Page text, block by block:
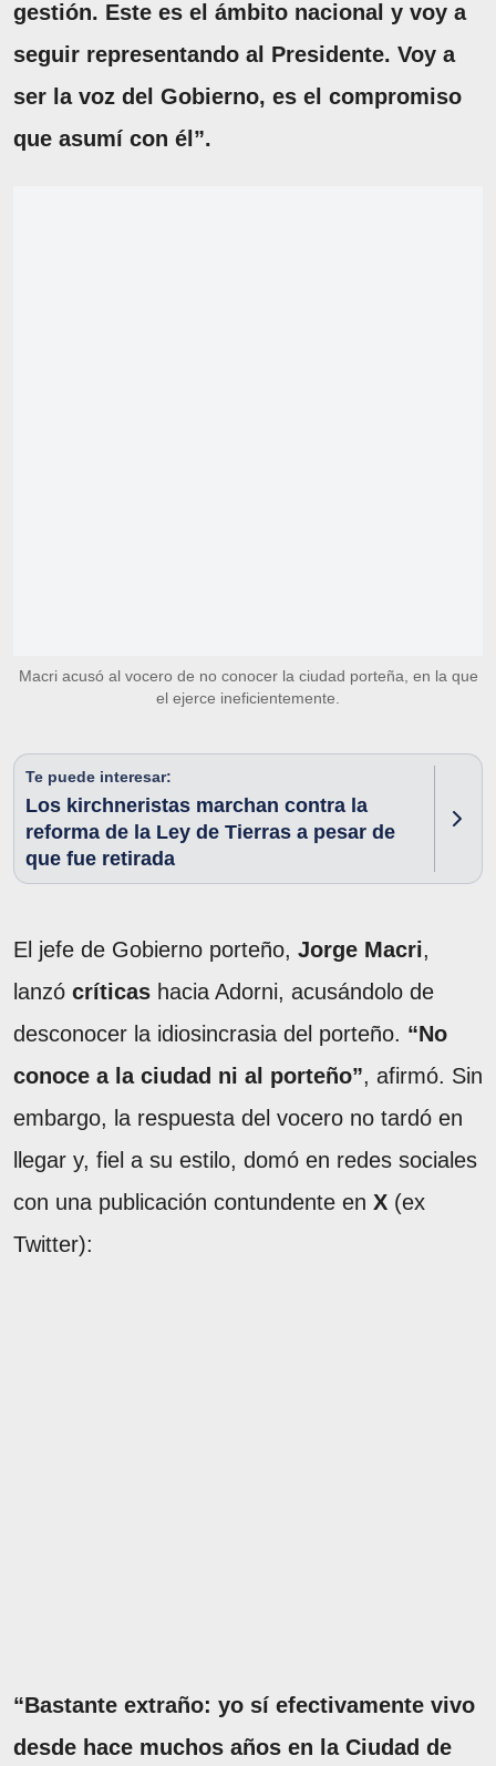
gestión. Este es el ámbito nacional y voy a
seguir representando al Presidente. Voy a
ser la voz del Gobierno, es el compromiso
que asumí con él”.
Macri acusó al vocero de no conocer la ciudad porteña, en la que
el ejerce ineficientemente.
Te puede interesar:
Los kirchneristas marchan contra la
reforma de la Ley de Tierras a pesar de
que fue retirada
El jefe de Gobierno porteño, Jorge Macri,
lanzó críticas hacia Adorni, acusándolo de
desconocer la idiosincrasia del porteño. “No
conoce a la ciudad ni al porteño”, afirmó. Sin
embargo, la respuesta del vocero no tardó en
llegar y, fiel a su estilo, domó en redes sociales
con una publicación contundente en X (ex
Twitter):
“Bastante extraño: yo sí efectivamente vivo
desde hace muchos años en la Ciudad de